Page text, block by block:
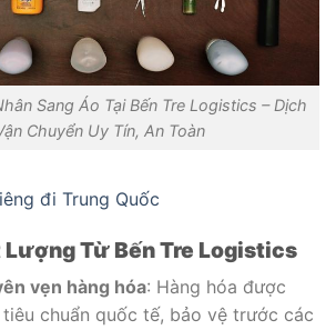
Sang Áo Tại Bến Tre Logistics – Dịch
Chuyển Uy Tín, An Toàn
đi Trung Quốc
Lượng Từ Bến Tre Logistics
vẹn hàng hóa: Hàng hóa được
chuẩn quốc tế, bảo vệ trước các